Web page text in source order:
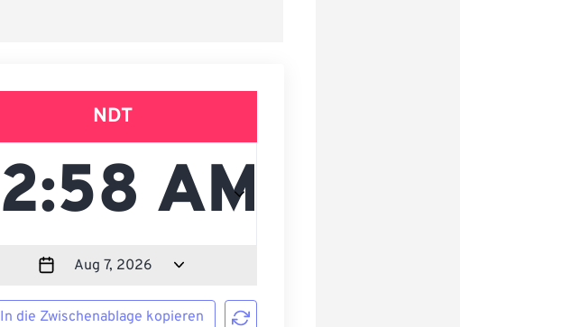
NDT
In die Zwischenablage kopieren